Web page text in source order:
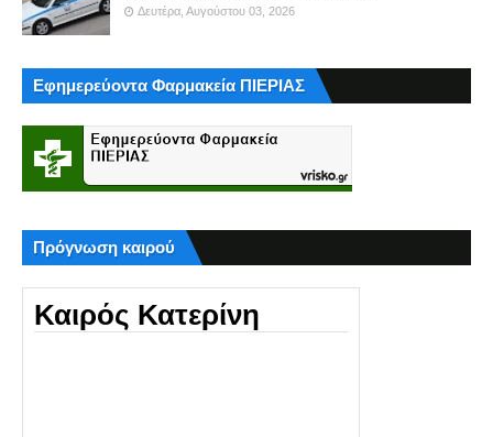
Δευτέρα, Αυγούστου 03, 2026
Εφημερεύοντα Φαρμακεία ΠΙΕΡΙΑΣ
Πρόγνωση καιρού
Καιρός Κατερίνη